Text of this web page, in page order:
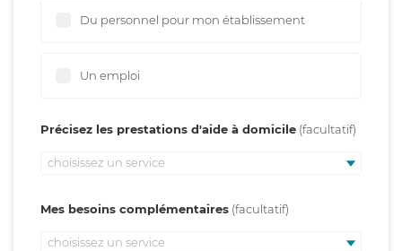
Du personnel pour mon établissement
Un emploi
Précisez les prestations d'aide à domicile
choisissez un service
Mes besoins complémentaires
choisissez un service